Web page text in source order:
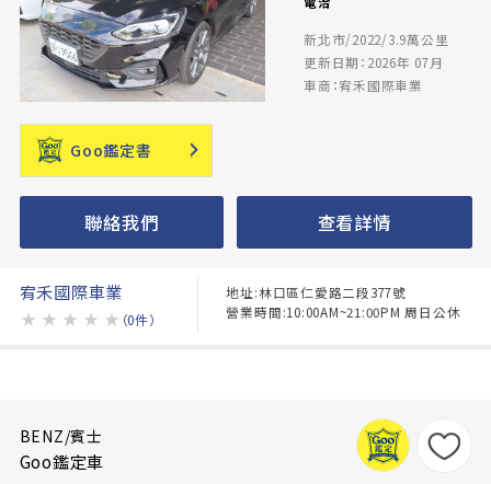
新北市/2022/3.9萬公里
更新日期：2026年 07月
車商：宥禾國際車業
Goo鑑定書
聯絡我們 查看詳情
宥禾國際車業
★ ★ ★ ★ ★ （0件）
地址:林口區仁愛路二段377號
營業時間:10:00AM~21:00PM 周日公休
BENZ/賓士
Goo鑑定車